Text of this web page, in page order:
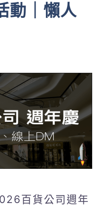
動｜懶人
百貨公司週年